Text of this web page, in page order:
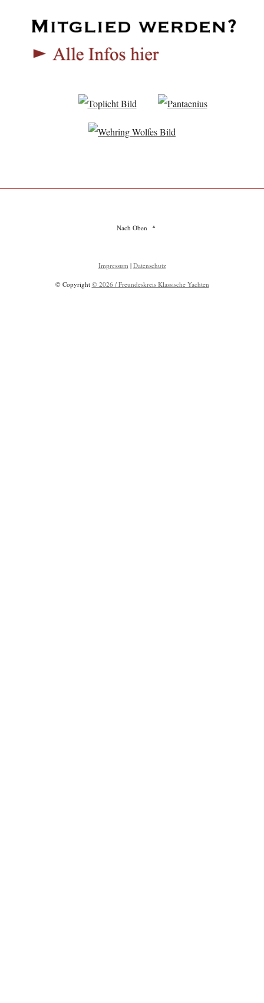
Nach Oben
Impressum | Datenschutz
© Copyright © 2026 / Freundeskreis Klassische Yachten